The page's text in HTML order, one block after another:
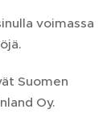
voimassa
Suomen
Oy.